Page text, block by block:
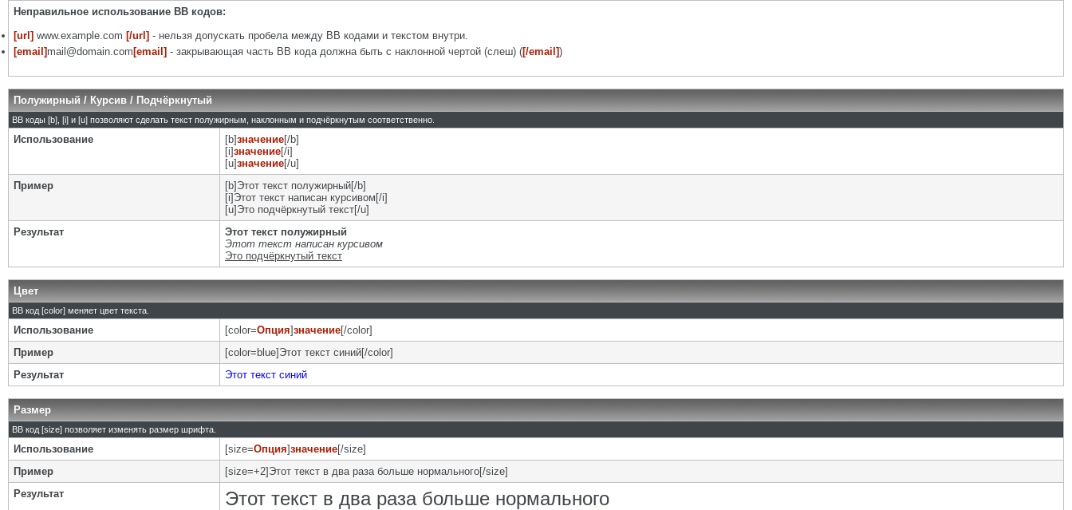
Неправильное использование BB кодов:
[url] www.example.com [/url] - нельзя допускать пробела между BB кодами и текстом внутри.
[email] mail@domain.com [email] - закрывающая часть BB кода должна быть с наклонной чертой (слеш) ([/email])
Полужирный / Курсив / Подчёркнутый
BB коды [b], [i] и [u] позволяют сделать текст полужирным, наклонным и подчёркнутым соответственно.
Использование [b]значение[/b]
[i]значение[/i]
[u]значение[/u]
Пример
[b]Этот текст полужирный[/b]
[i]Этот текст написан курсивом[/i]
[u]Это подчёркнутый текст[/u]
Результат
Этот текст полужирный
Этот текст написан курсивом
Это подчёркнутый текст
Цвет
BB код [color] меняет цвет текста.
Использование [color=Опция]значение[/color]
Пример
[color=blue]Этот текст синий[/color]
Результат
Этот текст синий
Размер
BB код [size] позволяет изменять размер шрифта.
Использование [size=Опция]значение[/size]
Пример
[size=+2]Этот текст в два раза больше нормального[/size]
Результат
Этот текст в два раза больше нормального